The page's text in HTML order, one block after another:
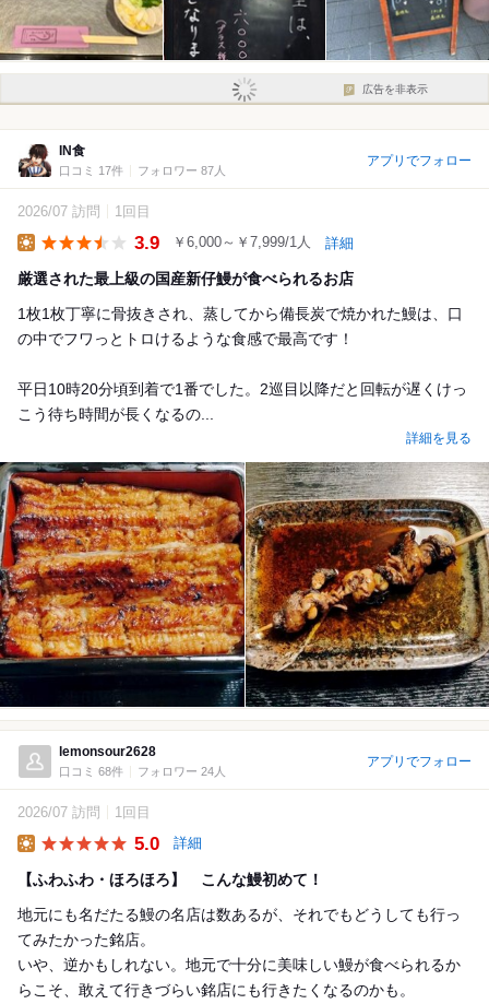
広告を非表示
IN食
口コミ 17件 フォロワー 87人
アプリでフォロー
2026/07 訪問 1回目
3.9 ￥6,000～￥7,999/1人 詳細
厳選された最上級の国産新仔鰻が食べられるお店
1枚1枚丁寧に骨抜きされ、蒸してから備長炭で焼かれた鰻は、口
の中でフワっとトロけるような食感で最高です！
平日10時20分頃到着で1番でした。2巡目以降だと回転が遅くけっ
こう待ち時間が長くなるの...
詳細を見る
lemonsour2628
口コミ 68件 フォロワー 24人
アプリでフォロー
2026/07 訪問 1回目
5.0 詳細
【ふわふわ・ほろほろ】 こんな鰻初めて！
地元にも名だたる鰻の名店は数あるが、それでもどうしても行っ
てみたかった銘店。
いや、逆かもしれない。地元で十分に美味しい鰻が食べられるか
らこそ、敢えて行きづらい銘店にも行きたくなるのかも。